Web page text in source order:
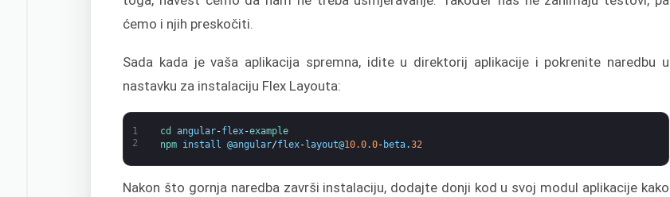
ćemo i njih preskočiti.
Sada kada je vaša aplikacija spremna, idite u direktorij aplikacije i pokrenite naredbu u
nastavku za instalaciju Flex Layouta:
1
2
cd angular-flex-example
npm install @angular/flex- layout@10.0.0- beta.32
Nakon što gornja naredba završi instalaciju, dodajte donji kod u svoj modul aplikacije kako